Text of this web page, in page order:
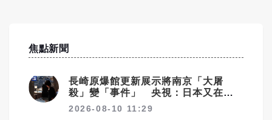
焦點新聞
長崎原爆館更新展示將南京「大屠
殺」變「事件」 央視：日本又在偷
改歷史
2026-08-10 11:29